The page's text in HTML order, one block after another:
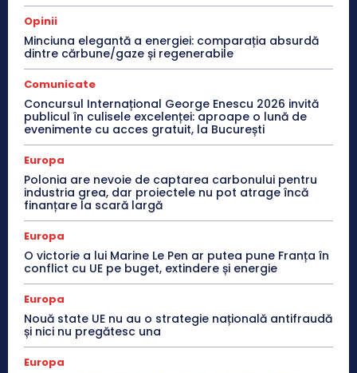
Opinii
Minciuna elegantă a energiei: comparația absurdă
dintre cărbune/gaze și regenerabile
Comunicate
Concursul Internațional George Enescu 2026 invită
publicul în culisele excelenței: aproape o lună de
evenimente cu acces gratuit, la București
Europa
Polonia are nevoie de captarea carbonului pentru
industria grea, dar proiectele nu pot atrage încă
finanțare la scară largă
Europa
O victorie a lui Marine Le Pen ar putea pune Franța în
conflict cu UE pe buget, extindere și energie
Europa
Nouă state UE nu au o strategie națională antifraudă
și nici nu pregătesc una
Europa